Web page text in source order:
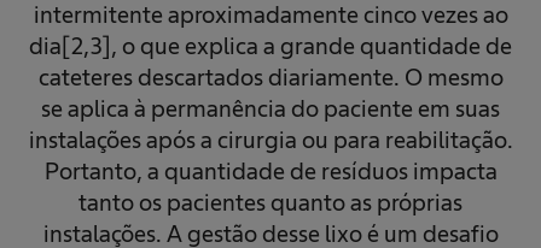
intermitente aproximadamente cinco vezes ao
dia[2,3], o que explica a grande quantidade de
cateteres descartados diariamente. O mesmo
se aplica à permanência do paciente em suas
instalações após a cirurgia ou para reabilitação.
Portanto, a quantidade de resíduos impacta
tanto os pacientes quanto as próprias
instalações. A gestão desse lixo é um desafio